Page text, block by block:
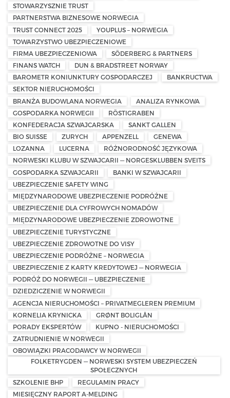
STOWARZYSZNIE TRUST
PARTNERSTWA BIZNESOWE NORWEGIA
TRUST CONNECT 2025
YOUPLUS – NORWEGIA
TOWARZYSTWO UBEZPIECZENIOWE
FIRMA UBEZPIECZENIOWA
SÖDERBERG & PARTNERS
FINANS WATCH
DUN & BRADSTREET NORWAY
BAROMETR KONIUNKTURY GOSPODARCZEJ
BANKRUCTWA
SEKTOR NIERUCHOMOŚCI
BRANŻA BUDOWLANA NORWEGIA
ANALIZA RYNKOWA
GOSPODARKA NORWEGII
RÖSTIGRABEN
KONFEDERACJA SZWAJCARSKA
SANKT GALLEN
BIO SUISSE
ZURYCH APPENZELL
GENEWA
LOZANNA
LUCERNA
RÓŻNORODNOŚĆ JĘZYKOWA
NORWESKI KLUBU W SZWAJCARII — NORGESKLUBBEN SVEITS
GOSPODARKA SZWAJCARII
BANKI W SZWAJCARII
UBEZPIECZENIE SAFETY WING
MIĘDZYNARODOWE UBEZPIECZENIE PODRÓŻNE
UBEZPIECZENIE DLA CYFROWYCH NOMADÓW
MIĘDZYNARODOWE UBEZPIECZENIE ZDROWOTNE
UBEZPIECZENIE TURYSTYCZNE
UBEZPIECZENIE ZDROWOTNE DO VISY
UBEZPIECZENIE PODRÓŻNE – NORWEGIA
UBEZPIECZENIE Z KARTY KREDYTOWEJ — NORWEGIA
PODRÓŻ DO NORWEGII — UBEZPIECZENIE
DZIEDZICZENIE W NORWEGII
AGENCJA NIERUCHOMOŚCI – PRIVATMEGLEREN PREMIUM
KORNELIA KRYNICKA
GRØNT BOLIGLÅN
PORADY EKSPERTÓW
KUPNO - NIERUCHOMOŚCI
ZATRUDNIENIE W NORWEGII
OBOWIĄZKI PRACODAWCY W NORWEGII
FOLKETRYGDEN — NORWESKI SYSTEM UBEZPIECZEŃ
SPOŁECZNYCH
SZKOLENIE BHP
REGULAMIN PRACY
MIESIĘCZNY RAPORT A-MELDING